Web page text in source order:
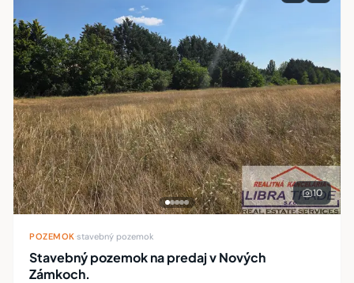
10
POZEMOK stavebný pozemok
Stavebný pozemok na predaj v Nových
Zámkoch.